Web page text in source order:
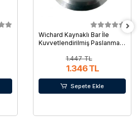
Wichard Kaynaklı Bar İle
Kuvvetlendirilmiş Paslanmaz
1.447 TL
1.346 TL
Sepete Ekle